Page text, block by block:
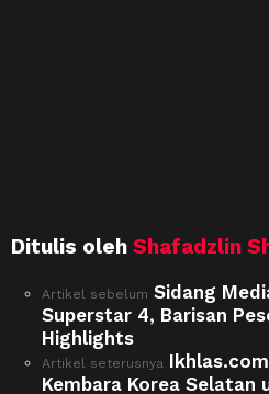
Ditulis oleh Shafadzlin
See
more
Artikel sebelum Sidang
Superstar 4, Barisan
Highlights
Artikel seterusnya
Kembara Korea Selatan